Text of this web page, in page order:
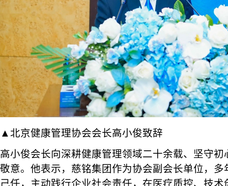
▲北京健康管理协会会长高小俊致辞
高小俊会长向深耕健康管理领域二十余载、坚守
敬意。他表示，慈铭集团作为协会副会长单位，
己任，主动践行企业社会责任，在医疗质控、技